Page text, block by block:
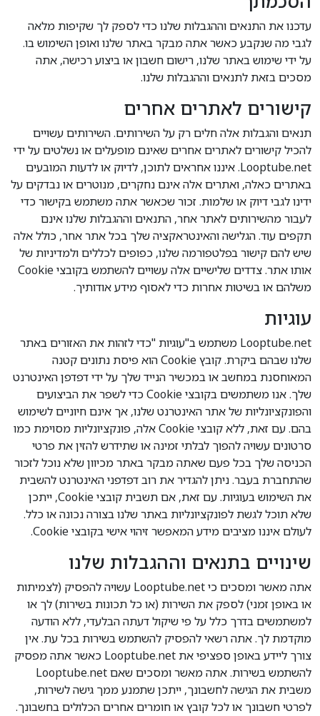
עדכנו את התנאים וההגבלות שלנו כדי לספק לך שקיפות מלאה
לגבי מה שנקבע כאשר אתה מבקר באתר שלנו ואופן השימוש בו.
על ידי שימוש באתר שלנו, רישום חשבון או ביצוע רכישה, אתה
מסכים בזאת לתנאים וההגבלות שלנו.
קישורים לאתרים אחרים
תנאים והגבלות אלה חלים רק על השירותים. השירותים עשויים
להכיל קישורים לאתרים אחרים שאינם מופעלים או נשלטים על ידי
Looptube.net. איננו אחראים לתוכן, לדיוק או לדעות המובעים
באתרים כאלה, ואתרים אלה אינם נחקרים, מנוטרים או נבדקים על
ידינו לגבי דיוק או שלמות. זכור שכאשר אתה משתמש בקישור כדי
לעבור מהשירותים לאתר אחר, התנאים וההגבלות שלנו אינם
תקפים עוד. הגלישה והאינטראקציה שלך בכל אתר אחר, כולל אלה
שיש להם קישור בפלטפורמה שלנו, כפופים לכללים ולמדיניות של
אותו אתר. צדדים שלישיים אלה עשויים להשתמש בקובצי Cookie
משלהם או בשיטות אחרות כדי לאסוף מידע אודותיך.
עוגיות
Looptube.net משתמש ב"עוגיות "כדי לזהות את האזורים באתר
שלנו שבהם ביקרת. קובץ Cookie הוא פיסת נתונים קטנה
המאוחסנת במחשב או במכשיר הנייד שלך על ידי דפדפן האינטרנט
שלך. אנו משתמשים בקובצי Cookie כדי לשפר את הביצועים
והפונקציונליות של אתר האינטרנט שלנו, אך אינם חיוניים לשימוש
בהם. עם זאת, ללא קובצי Cookie אלה, פונקציונליות מסוימת כמו
סרטונים עשויה להפוך לבלתי זמינה או שתידרש להזין את פרטי
הכניסה שלך בכל פעם שאתה מבקר באתר מכיוון שלא נוכל לזכור
שהתחברת בעבר. ניתן להגדיר את רוב דפדפני האינטרנט להשבית
את השימוש בעוגיות. עם זאת, אם תשבית קובצי Cookie, ייתכן
שלא תוכל לגשת לפונקציונליות באתר שלנו בצורה נכונה או כלל.
לעולם איננו מציבים מידע המאפשר זיהוי אישי בקובצי Cookie.
שינויים בתנאים וההגבלות שלנו
אתה מאשר ומסכים כי Looptube.net עשויה להפסיק (לצמיתות
או באופן זמני) לספק את השירות (או כל תכונות בשירות) לך או
למשתמשים בדרך כלל על פי שיקול דעתה הבלעדי, ללא הודעה
מוקדמת לך. אתה רשאי להפסיק להשתמש בשירות בכל עת. אין
צורך ליידע באופן ספציפי את Looptube.net כאשר אתה מפסיק
להשתמש בשירות. אתה מאשר ומסכים שאם Looptube.net
משבית את הגישה לחשבונך, ייתכן שתמנע ממך גישה לשירות,
לפרטי חשבונך או לכל קובץ או חומרים אחרים הכלולים בחשבונך.